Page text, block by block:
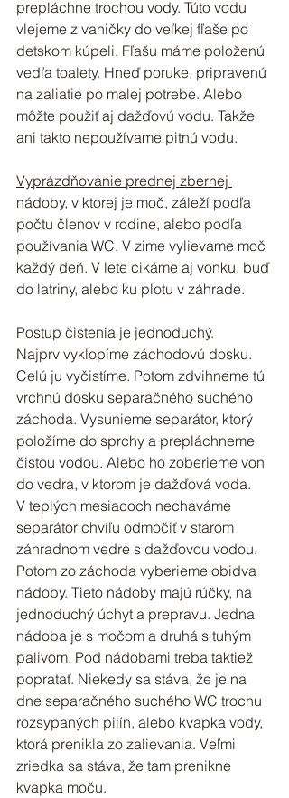
prepláchne trochou vody. Túto vodu
vlejeme z vaničky do veľkej fľaše po
detskom kúpeli. Fľašu máme položenú
vedľa toalety. Hneď poruke, pripravenú
na zaliatie po malej potrebe. Alebo
môžte použiť aj dažďovú vodu. Takže
ani takto nepoužívame pitnú vodu.
Vyprázdňovanie prednej zbernej
nádoby, v ktorej je moč, záleží podľa
počtu členov v rodine, alebo podľa
používania WC. V zime vylievame moč
každý deň. V lete cikáme aj vonku, buď
do latriny, alebo ku plotu v záhrade.
Postup čistenia je jednoduchý.
Najprv vyklopíme záchodovú dosku.
Celú ju vyčistíme. Potom zdvihneme tú
vrchnú dosku separačného suchého
záchoda. Vysunieme separátor, ktorý
položíme do sprchy a prepláchneme
čistou vodou. Alebo ho zoberieme von
do vedra, v ktorom je dažďová voda.
V teplých mesiacoch nechaváme
separátor chvíľu odmočiť v starom
záhradnom vedre s dažďovou vodou.
Potom zo záchoda vyberieme obidva
nádoby. Tieto nádoby majú rúčky, na
jednoduchý úchyt a prepravu. Jedna
nádoba je s močom a druhá s tuhým
palivom. Pod nádobami treba taktiež
popratať. Niekedy sa stáva, že je na
dne separačného suchého WC trochu
rozsypaných pilín, alebo kvapka vody,
ktorá prenikla zo zalievania. Veľmi
zriedka sa stáva, že tam prenikne
kvapka moču.